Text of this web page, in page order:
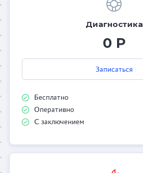
Диагностика
0 Р
Записаться
Бесплатно
Оперативно
С заключением